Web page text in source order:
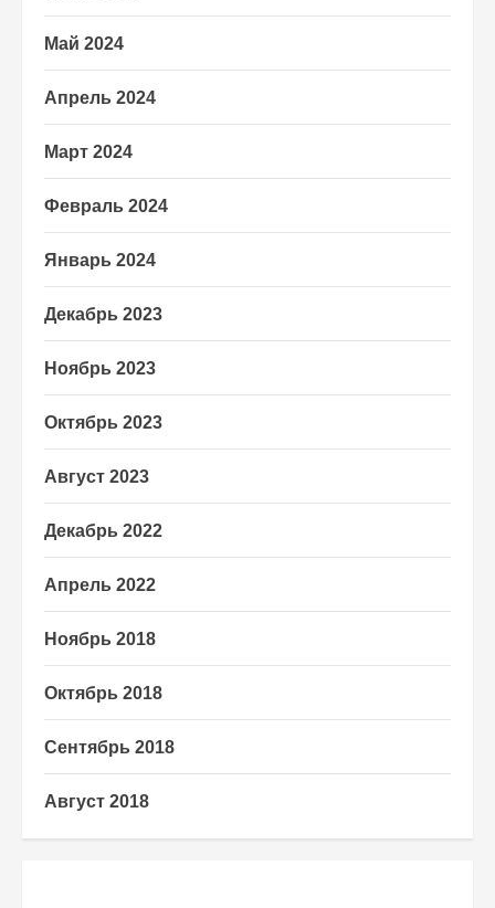
Май 2024
Апрель 2024
Март 2024
Февраль 2024
Январь 2024
Декабрь 2023
Ноябрь 2023
Октябрь 2023
Август 2023
Декабрь 2022
Апрель 2022
Ноябрь 2018
Октябрь 2018
Сентябрь 2018
Август 2018